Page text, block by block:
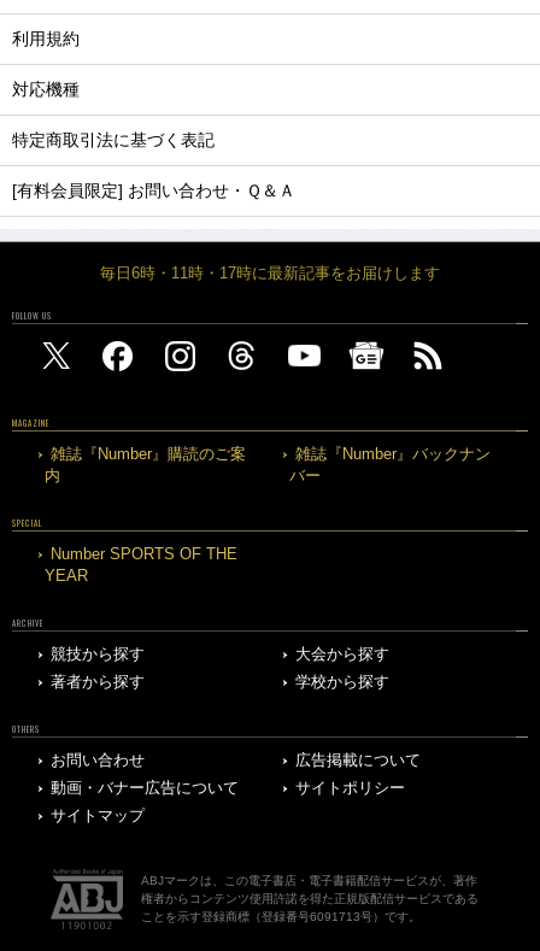
利用規約
対応機種
特定商取引法に基づく表記
[有料会員限定] お問い合わせ・Ｑ＆Ａ
毎日6時・11時・17時に最新記事をお届けします
FOLLOW US
MAGAZINE
雑誌『Number』購読のご案
内
雑誌『Number』バックナン
バー
SPECIAL
Number SPORTS OF THE
YEAR
ARCHIVE
競技から探す
大会から探す
著者から探す
学校から探す
OTHERS
お問い合わせ
広告掲載について
動画・バナー広告について
サイトポリシー
サイトマップ
ABJマークは、この電子書店・電子書籍配信サービスが、著作
権者からコンテンツ使用許諾を得た正規版配信サービスである
ことを示す登録商標（登録番号6091713号）です。